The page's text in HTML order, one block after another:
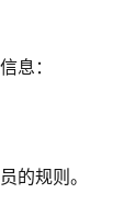
息：
的规则。